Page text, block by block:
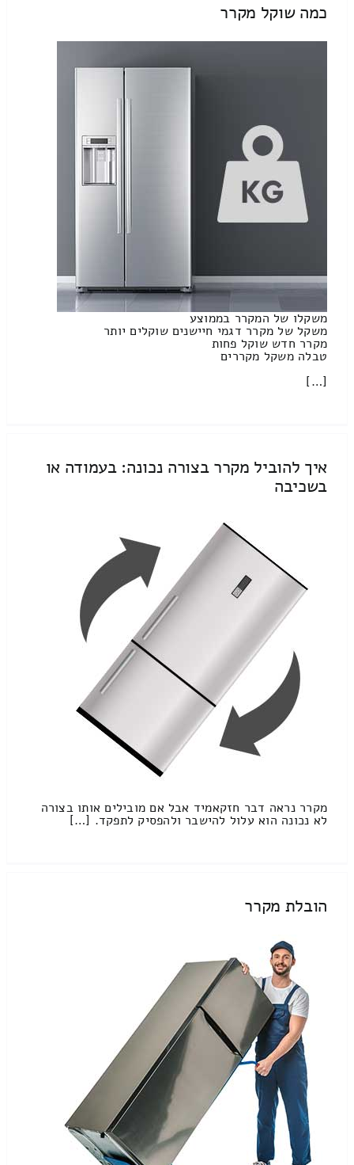
כמה שוקל מקרר
משקלו של המקרר בממוצע
משקל של מקרר דגמי חיישנים שוקלים יותר
מקרר חדש שוקל פחות
טבלה משקל מקררים
[…]
איך להוביל מקרר בצורה נכונה: בעמודה או
בשכיבה
מקרר נראה דבר חזקאמיד אבל אם מובילים אותו בצורה
לא נכונה הוא עלול להישבר ולהפסיק לתפקד. […]
הובלת מקרר